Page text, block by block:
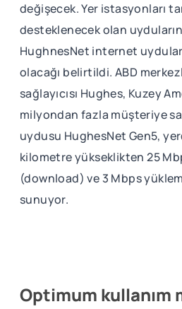
değişecek. Yer istasyonları
desteklenecek olan
HughnesNet internet
olacağı belirtildi. ABD
sağlayıcısı Hughes, Kuzey
milyondan fazla müşteriye
uydusu HughesNet Gen5,
kilometre yükseklikten 25
(download) ve 3 Mbps
sunuyor.
Optimum kullanım